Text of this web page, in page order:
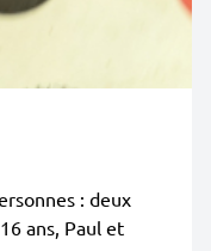
: deux
ans, Paul et